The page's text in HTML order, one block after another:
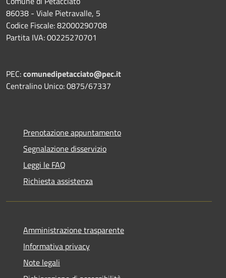
86038 - Viale Pietravalle, 5
Codice Fiscale: 82000290708
Partita IVA: 00225270701
PEC:comunedipetacciato@pec.it
Centralino Unico: 0875/67337
Prenotazione appuntamento
Segnalazione disservizio
Leggi le FAQ
Richiesta assistenza
Amministrazione trasparente
Informativa privacy
Note legali